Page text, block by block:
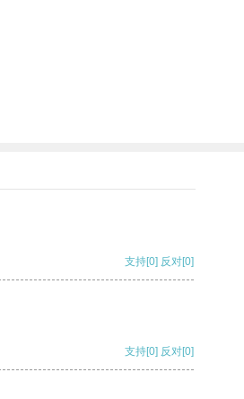
支持[0] 反对[0]
支持[0] 反对[0]